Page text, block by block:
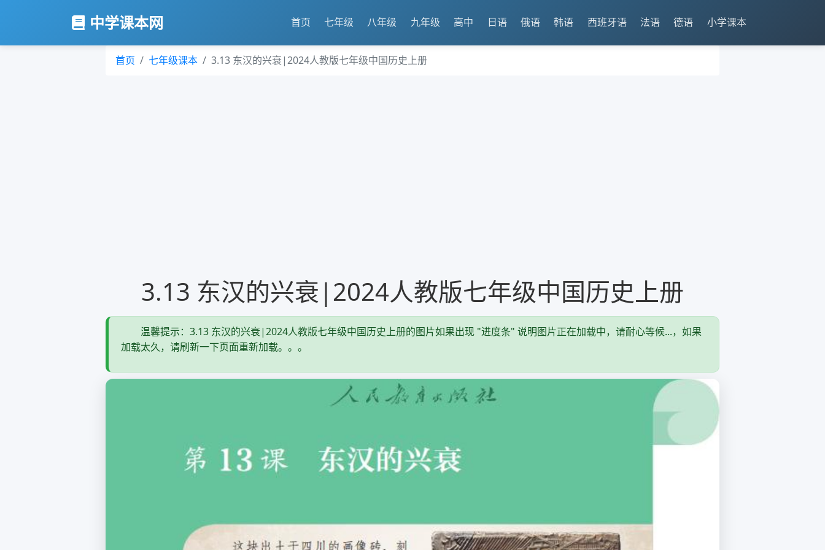
中学课本网 首页 七年级 八年级 九年级 高中 日语 俄语 韩语 西班牙语 法语 德语 小学课本
首页 七年级课本 3.13 东汉的兴衰|2024人教版七年级中国历史上册
3.13 东汉的兴衰|2024人教版七年级中国历史上册
温馨提示：3.13 东汉的兴衰|2024人教版七年级中国历史上册的图片如果出现 "进度条" 说明图片正在加载中，请耐心等候...，如果
加载太久，请刷新一下页面重新加载。。。